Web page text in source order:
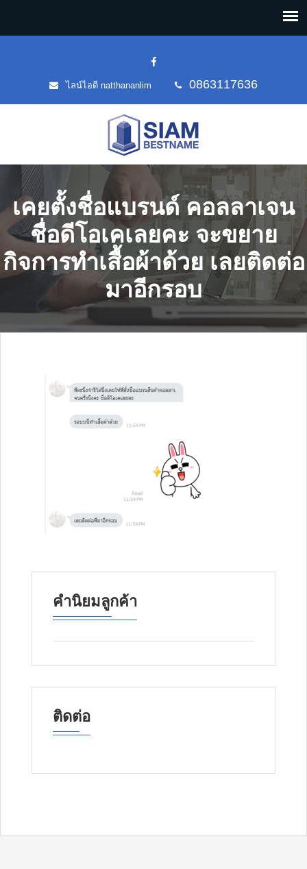
ไลน์ไอดี natthananlim 0863117636
เคยตั้งชื่อแบรนด์ คอลลาเจน
ชื่อดีโอเคเลยคะ จะขยาย
กิจการทำเสื้อผ้าด้วย เลยติดต่อ
มาอีกรอบ
คำนิยมลูกค้า
ติดต่อ